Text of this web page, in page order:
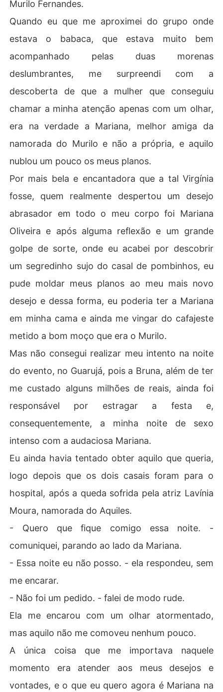
Murilo Fernandes.
Quando eu que me aproximei do grupo onde
estava o babaca, que estava muito bem
acompanhado pelas duas morenas
deslumbrantes, me surpreendi com a
descoberta de que a mulher que conseguiu
chamar a minha atenção apenas com um olhar,
era na verdade a Mariana, melhor amiga da
namorada do Murilo e não a própria, e aquilo
nublou um pouco os meus planos.
Por mais bela e encantadora que a tal Virgínia
fosse, quem realmente despertou um desejo
abrasador em todo o meu corpo foi Mariana
Oliveira e após alguma reflexão e um grande
golpe de sorte, onde eu acabei por descobrir
um segredinho sujo do casal de pombinhos, eu
pude moldar meus planos ao meu mais novo
desejo e dessa forma, eu poderia ter a Mariana
em minha cama e ainda me vingar do cafajeste
metido a bom moço que era o Murilo.
Mas não consegui realizar meu intento na noite
do evento, no Guarujá, pois a Bruna, além de ter
me custado alguns milhões de reais, ainda foi
responsável por estragar a festa e,
consequentemente, a minha noite de sexo
intenso com a audaciosa Mariana.
Eu ainda havia tentado obter aquilo que queria,
logo depois que os dois casais foram para o
hospital, após a queda sofrida pela atriz Lavínia
Moura, namorada do Aquiles.
- Quero que fique comigo essa noite. -
comuniquei, parando ao lado da Mariana.
- Essa noite eu não posso. - ela respondeu, sem
me encarar.
- Não foi um pedido. - falei de modo rude.
Ela me encarou com um olhar atormentado,
mas aquilo não me comoveu nenhum pouco.
A única coisa que me importava naquele
momento era atender aos meus desejos e
vontades, e o que eu quero agora é Mariana na